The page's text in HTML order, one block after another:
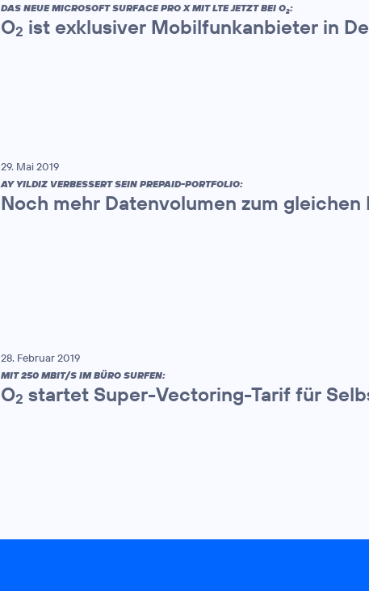
DAS NEUE MICROSOFT SURFACE PRO X MIT LTE JETZT BEI O2:
O2 ist exklusiver Mobilfunkanbieter in
29. Mai 2019
AY YILDIZ VERBESSERT SEIN PREPAID-PORTFOLIO:
Noch mehr Datenvolumen zum gleichen
28. Februar 2019
MIT 250 MBIT/S IM BÜRO SURFEN:
O2 startet Super-Vectoring-Tarif für